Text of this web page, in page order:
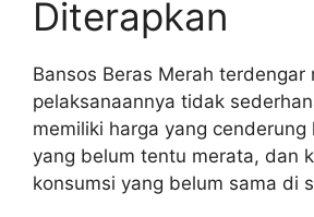
Diterapkan
Bansos Beras Merah terdengar
pelaksanaannya tidak
memiliki harga yang
yang belum tentu merata, dan
konsumsi yang belum sama di